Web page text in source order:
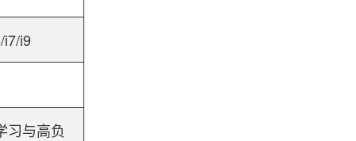
i7/i9
习与高负